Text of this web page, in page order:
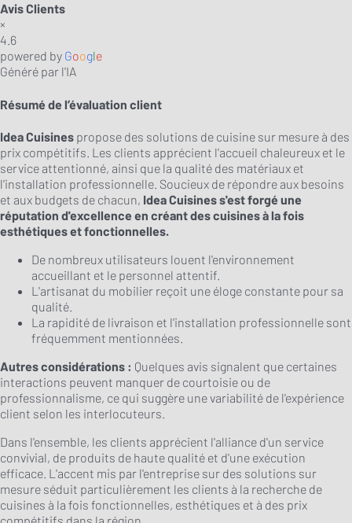
Avis Clients
×
4.6
powered by Google
Généré par l'IA
Résumé de l’évaluation client
Idea Cuisines propose des solutions de cuisine sur mesure à des
prix compétitifs. Les clients apprécient l'accueil chaleureux et le
service attentionné, ainsi que la qualité des matériaux et
l'installation professionnelle. Soucieux de répondre aux besoins
et aux budgets de chacun, Idea Cuisines s'est forgé une
réputation d'excellence en créant des cuisines à la fois
esthétiques et fonctionnelles.
De nombreux utilisateurs louent l'environnement
accueillant et le personnel attentif.
L'artisanat du mobilier reçoit une éloge constante pour sa
qualité.
La rapidité de livraison et l'installation professionnelle sont
fréquemment mentionnées.
Autres considérations : Quelques avis signalent que certaines
interactions peuvent manquer de courtoisie ou de
professionnalisme, ce qui suggère une variabilité de l'expérience
client selon les interlocuteurs.
Dans l'ensemble, les clients apprécient l'alliance d'un service
convivial, de produits de haute qualité et d'une exécution
efficace. L'accent mis par l'entreprise sur des solutions sur
mesure séduit particulièrement les clients à la recherche de
cuisines à la fois fonctionnelles, esthétiques et à des prix